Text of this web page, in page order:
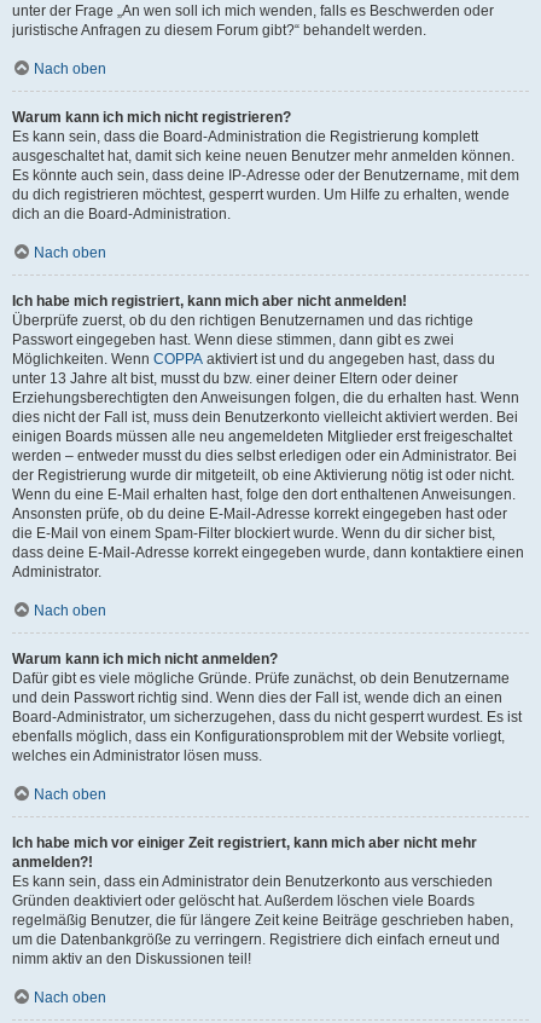
unter der Frage „An wen soll ich mich wenden, falls es Beschwerden oder
juristische Anfragen zu diesem Forum gibt?“ behandelt werden.
Nach oben
Warum kann ich mich nicht registrieren?
Es kann sein, dass die Board-Administration die Registrierung komplett
ausgeschaltet hat, damit sich keine neuen Benutzer mehr anmelden können.
Es könnte auch sein, dass deine IP-Adresse oder der Benutzername, mit dem
du dich registrieren möchtest, gesperrt wurden. Um Hilfe zu erhalten, wende
dich an die Board-Administration.
Nach oben
Ich habe mich registriert, kann mich aber nicht anmelden!
Überprüfe zuerst, ob du den richtigen Benutzernamen und das richtige
Passwort eingegeben hast. Wenn diese stimmen, dann gibt es zwei
Möglichkeiten. Wenn COPPA aktiviert ist und du angegeben hast, dass du
unter 13 Jahre alt bist, musst du bzw. einer deiner Eltern oder deiner
Erziehungsberechtigten den Anweisungen folgen, die du erhalten hast. Wenn
dies nicht der Fall ist, muss dein Benutzerkonto vielleicht aktiviert werden. Bei
einigen Boards müssen alle neu angemeldeten Mitglieder erst freigeschaltet
werden – entweder musst du dies selbst erledigen oder ein Administrator. Bei
der Registrierung wurde dir mitgeteilt, ob eine Aktivierung nötig ist oder nicht.
Wenn du eine E-Mail erhalten hast, folge den dort enthaltenen Anweisungen.
Ansonsten prüfe, ob du deine E-Mail-Adresse korrekt eingegeben hast oder
die E-Mail von einem Spam-Filter blockiert wurde. Wenn du dir sicher bist,
dass deine E-Mail-Adresse korrekt eingegeben wurde, dann kontaktiere einen
Administrator.
Nach oben
Warum kann ich mich nicht anmelden?
Dafür gibt es viele mögliche Gründe. Prüfe zunächst, ob dein Benutzername
und dein Passwort richtig sind. Wenn dies der Fall ist, wende dich an einen
Board-Administrator, um sicherzugehen, dass du nicht gesperrt wurdest. Es ist
ebenfalls möglich, dass ein Konfigurationsproblem mit der Website vorliegt,
welches ein Administrator lösen muss.
Nach oben
Ich habe mich vor einiger Zeit registriert, kann mich aber nicht mehr
anmelden?!
Es kann sein, dass ein Administrator dein Benutzerkonto aus verschieden
Gründen deaktiviert oder gelöscht hat. Außerdem löschen viele Boards
regelmäßig Benutzer, die für längere Zeit keine Beiträge geschrieben haben,
um die Datenbankgröße zu verringern. Registriere dich einfach erneut und
nimm aktiv an den Diskussionen teil!
Nach oben